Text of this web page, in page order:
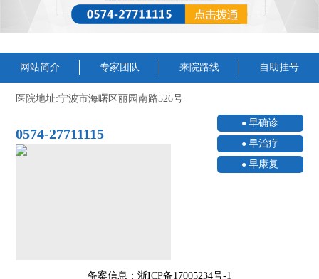
网站简介 专家团队 来院路线 自助挂号
医院地址:宁波市海曙区丽园南路526号
0574-27711115
早确诊
早治疗
早康复
备案信息：浙ICP备17005234号-1